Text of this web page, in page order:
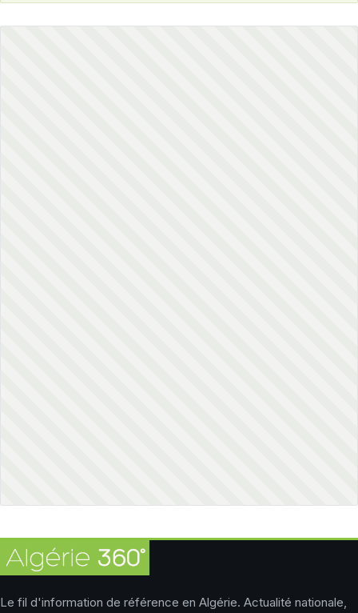
Le fil d'information de référence en Algérie. Actualité nationale,